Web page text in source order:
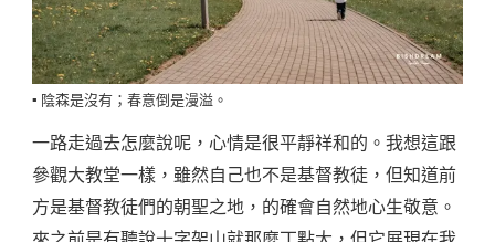
▪️ 陰森是沒有；春意倒是漫溢。
一路走過去怎麼說呢，心情是很平靜祥和的。我想這跟
參觀大教堂一樣，雖然自己也不是基督教徒，但知道前
方是基督教徒們的朝聖之地，的確會自然地心生敬意。